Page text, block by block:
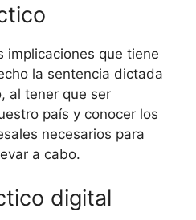
implicaciones que tiene
la sentencia dictada
al tener que ser
país y conocer los
necesarios para
a cabo.
digital